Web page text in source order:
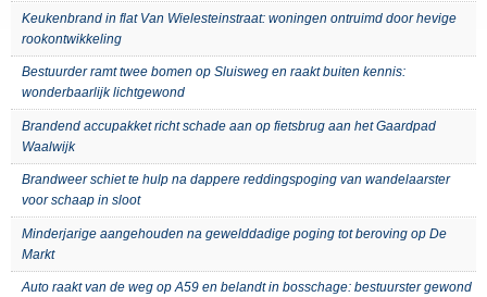
Keukenbrand in flat Van Wielesteinstraat: woningen ontruimd door hevige
rookontwikkeling
Bestuurder ramt twee bomen op Sluisweg en raakt buiten kennis:
wonderbaarlijk lichtgewond
Brandend accupakket richt schade aan op fietsbrug aan het Gaardpad
Waalwijk
Brandweer schiet te hulp na dappere reddingspoging van wandelaarster
voor schaap in sloot
Minderjarige aangehouden na gewelddadige poging tot beroving op De
Markt
Auto raakt van de weg op A59 en belandt in bosschage: bestuurster gewond